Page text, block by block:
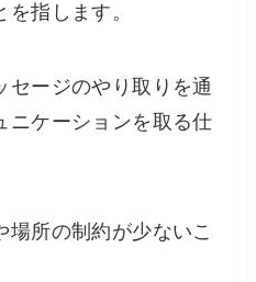
指します。
セージのやり取りを通
ニケーションを取る仕
場所の制約が少ないこ